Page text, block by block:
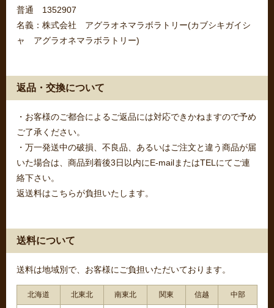
普通 1352907
名義：株式会社 アグラオネマラボラトリー(カブシキガイシ
ャ アグラオネマラボラトリー)
返品・交換について
・お客様のご都合によるご返品には対応できかねますので予め
ご了承ください。
・万一発送中の破損、不良品、あるいはご注文と違う商品が届
いた場合は、商品到着後3日以内にE-mailまたはTELにてご連
絡下さい。
返送料はこちらが負担いたします。
送料について
送料は地域別で、お客様にご負担いただいております。
北海道 北東北 南東北 関東 信越 中部